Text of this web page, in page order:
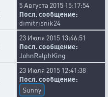
5 Августа 2015 15:17:54
Посл. сообщение:
dimitrisnik24
23 Июля 2015 13:46:51
Посл. сообщение:
JohnRalphKing
23 Июля 2015 12:41:38
Посл. сообщение:
Sunny